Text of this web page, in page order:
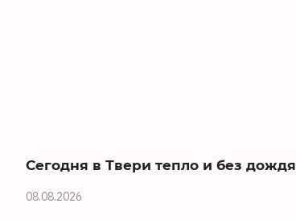
Сегодня в Твери тепло и без дождя
08.08.2026